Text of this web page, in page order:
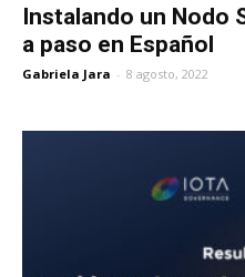
Instalando un Nodo
a paso en Español
Gabriela Jara - 8 agosto, 2022